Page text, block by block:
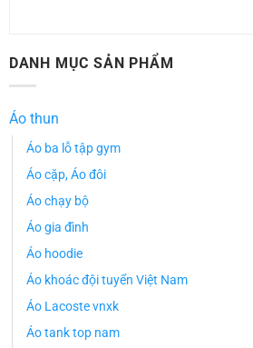
DANH MỤC SẢN PHẨM
Áo thun
Áo ba lỗ tập gym
Áo cặp, Áo đôi
Áo chạy bộ
Áo gia đình
Áo hoodie
Áo khoác đội tuyển Việt Nam
Áo Lacoste vnxk
Áo tank top nam